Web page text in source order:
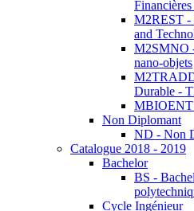
M2REST -
and
M2SMNO
nano-objets
Durable -
MBIOENT
Non Diplomant
ND - Non
Catalogue 2018 - 2019
Bachelor
BS -
Cycle Ingénieur